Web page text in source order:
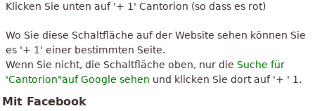
Klicken Sie unten auf '+ 1' Cantorion (so dass es rot)
Wo Sie diese Schaltfläche auf der Website sehen können Sie
es '+ 1' einer bestimmten Seite.
Wenn Sie nicht, die Schaltfläche oben, nur die Suche für
'Cantorion"auf Google sehen und klicken Sie dort auf '+ ' 1.
Mit Facebook